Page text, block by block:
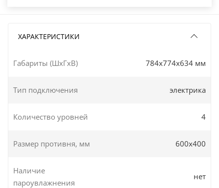
ХАРАКТЕРИСТИКИ
Габариты (ШxГxВ) 784x774x634 мм
Тип подключения электрика
Количество уровней 4
Размер противня, мм 600х400
Наличие
пароувлажнения
нет